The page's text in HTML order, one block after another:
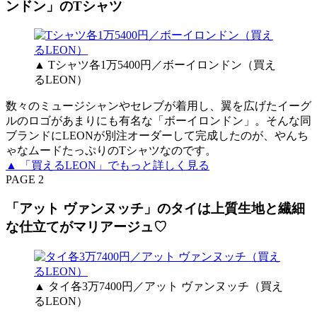
ンドン」のTシャツ
▲ Tシャツ各1万5400円／ボーイロンドン（買え
るLEON）
数々のミュージシャンやセレブが着用し、翼を広げたイーグ
ルのロゴがあまりにも有名な「ボーイロンドン」。そんな同
ブランドにLEONが別注オーダーして完成したのが、やんち
ゃなムードたっぷりのTシャツなのです。
▲ 「買えるLEON」でもっと詳しく見る
PAGE 2
「アット ヴァンヌッチ」のタイは上質生地と繊細
な仕立てがマリアージュ♡
▲ タイ各3万7400円／アット ヴァンヌッチ（買え
るLEON）